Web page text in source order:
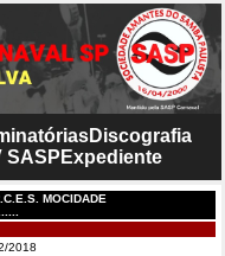
Discografia
SASP Expediente
MOCIDADE
2018